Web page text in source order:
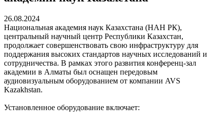
26.08.2024
Национальная академия наук Казахстана (НАН РК),
центральный научный центр Республики Казахстан,
продолжает совершенствовать свою инфраструктуру для
поддержания высоких стандартов научных исследований и
сотрудничества. В рамках этого развития конференц-зал
академии в Алматы был оснащен передовым
аудиовизуальным оборудованием от компании AVS
Kazakhstan.
Установленное оборудование включает: